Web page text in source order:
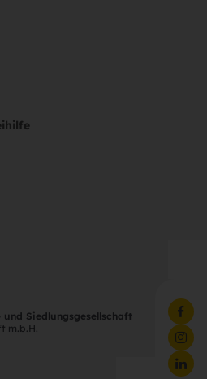
und Siedlungsgesellschaft
m.b.H.